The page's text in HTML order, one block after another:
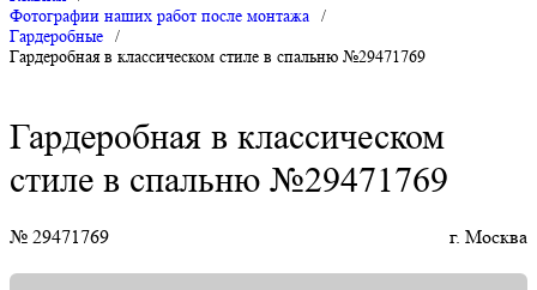
Фотографии наших работ после монтажа
/
Гардеробные
/
Гардеробная в классическом стиле в спальню №29471769
Гардеробная в классическом
стиле в спальню №29471769
№ 29471769 г. Москва